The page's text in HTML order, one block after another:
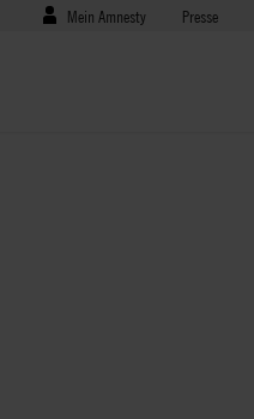
Benutzermenü
Mein Amnesty Presse
Presse